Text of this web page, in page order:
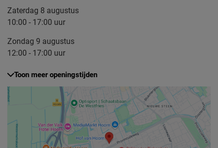
Zaterdag 8 augustus
10:00 - 17:00 uur
Zondag 9 augustus
12:00 - 17:00 uur
Toon meer openingstijden